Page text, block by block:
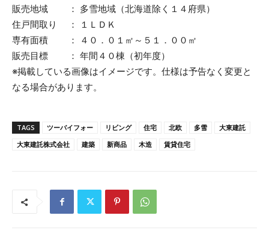
販売地域 ： 多雪地域（北海道除く１４府県）
住戸間取り ： １ＬＤＫ
専有面積 ： ４０．０１㎡～５１．００㎡
販売目標 ： 年間４０棟（初年度）
※掲載している画像はイメージです。仕様は予告なく変更と
なる場合があります。
TAGS ツーバイフォー リビング 住宅 北欧 多雪
大東建託
大東建託株式会社
建築 新商品 木造 賃貸住宅